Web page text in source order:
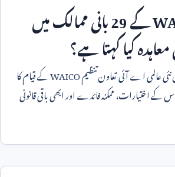
کے29بانی ممالک میں
کیا کہتا ہے؟
عالمی اے آئی تعاون تنظیمWAICOکے قیام کا
کے اختیارات، ممکنہ فائدے اور ابھی باقی قانونی